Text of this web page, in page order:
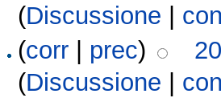
(Discussione |
(corr prec)
(Discussione